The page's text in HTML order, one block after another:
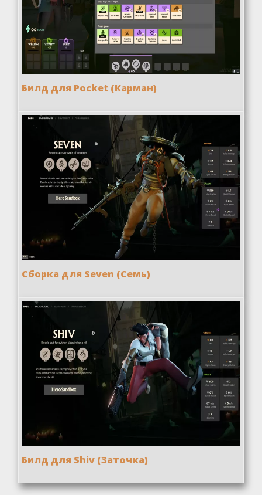
Билд для Pocket (Карман)
Сборка для Seven (Семь)
Билд для Shiv (Заточка)